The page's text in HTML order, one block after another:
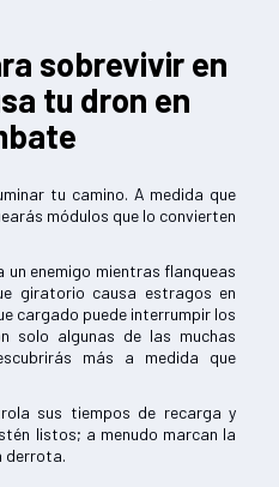
sobrevivir en
tu dron en
tu camino. A medida que
módulos que lo convierten
enemigo mientras flanqueas
giratorio causa estragos en
cargado puede interrumpir los
solo algunas de las muchas
más a medida que
sus tiempos de recarga y
listos; a menudo marcan la
derrota.